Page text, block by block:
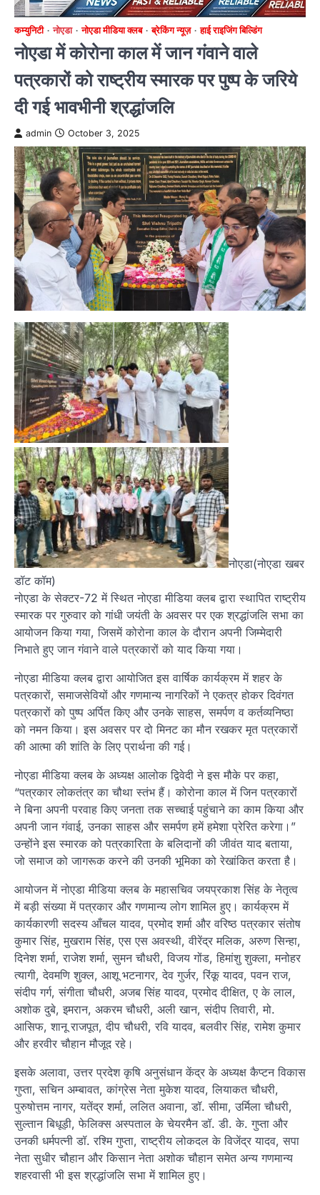
कम्युनिटी नोएडा नोएडा मीडिया क्लब ब्रेकिंग न्यूज़ हाई राइजिंग बिल्डिंग
नोएडा में कोरोना काल में जान गंवाने वाले
पत्रकारों को राष्ट्रीय स्मारक पर पुष्प के जरिये
दी गई भावभीनी श्रद्धांजलि
admin October 3, 2025
नोएडा(नोएडा खबर
डॉट कॉम)
नोएडा के सेक्टर-72 में स्थित नोएडा मीडिया क्लब द्वारा स्थापित राष्ट्रीय
स्मारक पर गुरुवार को गांधी जयंती के अवसर पर एक श्रद्धांजलि सभा का
आयोजन किया गया, जिसमें कोरोना काल के दौरान अपनी जिम्मेदारी
निभाते हुए जान गंवाने वाले पत्रकारों को याद किया गया।
नोएडा मीडिया क्लब द्वारा आयोजित इस वार्षिक कार्यक्रम में शहर के
पत्रकारों, समाजसेवियों और गणमान्य नागरिकों ने एकत्र होकर दिवंगत
पत्रकारों को पुष्प अर्पित किए और उनके साहस, समर्पण व कर्तव्यनिष्ठा
को नमन किया। इस अवसर पर दो मिनट का मौन रखकर मृत पत्रकारों
की आत्मा की शांति के लिए प्रार्थना की गई।
नोएडा मीडिया क्लब के अध्यक्ष आलोक द्विवेदी ने इस मौके पर कहा,
“पत्रकार लोकतंत्र का चौथा स्तंभ हैं। कोरोना काल में जिन पत्रकारों
ने बिना अपनी परवाह किए जनता तक सच्चाई पहुंचाने का काम किया और
अपनी जान गंवाई, उनका साहस और समर्पण हमें हमेशा प्रेरित करेगा।”
उन्होंने इस स्मारक को पत्रकारिता के बलिदानों की जीवंत याद बताया,
जो समाज को जागरूक करने की उनकी भूमिका को रेखांकित करता है।
आयोजन में नोएडा मीडिया क्लब के महासचिव जयप्रकाश सिंह के नेतृत्व
में बड़ी संख्या में पत्रकार और गणमान्य लोग शामिल हुए। कार्यक्रम में
कार्यकारणी सदस्य आँचल यादव, प्रमोद शर्मा और वरिष्ठ पत्रकार संतोष
कुमार सिंह, मुखराम सिंह, एस एस अवस्थी, वीरेंद्र मलिक, अरुण सिन्हा,
दिनेश शर्मा, राजेश शर्मा, सुमन चौधरी, विजय गोंड, हिमांशु शुक्ला, मनोहर
त्यागी, देवमणि शुक्ल, आशू भटनागर, देव गुर्जर, रिंकू यादव, पवन राज,
संदीप गर्ग, संगीता चौधरी, अजब सिंह यादव, प्रमोद दीक्षित, ए के लाल,
अशोक दुबे, इमरान, अकरम चौधरी, अली खान, संदीप तिवारी, मो.
आसिफ, शानू राजपूत, दीप चौधरी, रवि यादव, बलवीर सिंह, रामेश कुमार
और हरवीर चौहान मौजूद रहे।
इसके अलावा, उत्तर प्रदेश कृषि अनुसंधान केंद्र के अध्यक्ष कैप्टन विकास
गुप्ता, सचिन अम्बावत, कांग्रेस नेता मुकेश यादव, लियाकत चौधरी,
पुरुषोत्तम नागर, यतेंद्र शर्मा, ललित अवाना, डॉ. सीमा, उर्मिला चौधरी,
सुल्तान बिधूड़ी, फेलिक्स अस्पताल के चेयरमैन डॉ. डी. के. गुप्ता और
उनकी धर्मपत्नी डॉ. रश्मि गुप्ता, राष्ट्रीय लोकदल के विजेंद्र यादव, सपा
नेता सुधीर चौहान और किसान नेता अशोक चौहान समेत अन्य गणमान्य
शहरवासी भी इस श्रद्धांजलि सभा में शामिल हुए।